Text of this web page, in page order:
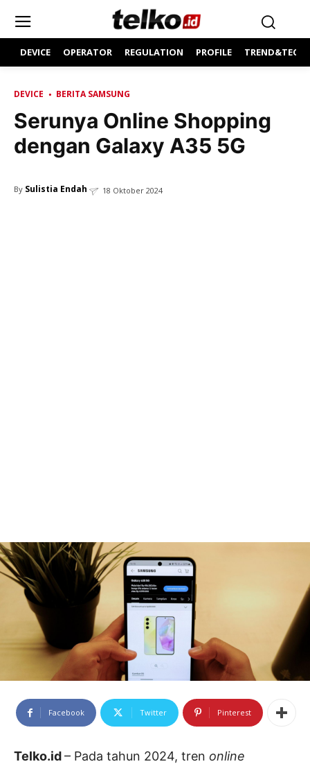
DEVICE OPERATOR REGULATION PROFILE
DEVICE BERITA SAMSUNG
Serunya Online Shopping
dengan Galaxy A35 5G
By Sulistia Endah 18 Oktober 2024
Facebook Twitter Pinterest
Telko.id– Pada tahun 2024, tren online